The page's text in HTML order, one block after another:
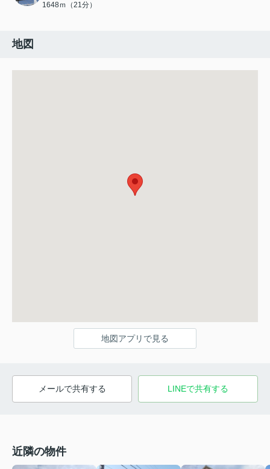
1648ｍ（21分）
地図
地図アプリで見る
メールで共有する LINEで共有する
近隣の物件